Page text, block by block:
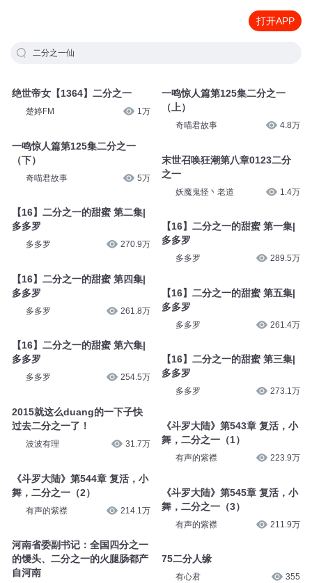
打开APP
二分之一仙
绝世帝女【1364】二分之一
楚婷FM 1万
一鸣惊人篇第125集二分之一
（下）
奇喵君故事 5万
【16】二分之一的甜蜜 第二集|
多多罗
多多罗 270.9万
【16】二分之一的甜蜜 第四集|
多多罗
多多罗 261.8万
【16】二分之一的甜蜜 第六集|
多多罗
多多罗 254.5万
2015就这么duang的一下子快
过去二分之一了！
波波有理 31.7万
《斗罗大陆》第544章 复活，小
舞，二分之一（2）
有声的紫襟 214.1万
河南省委副书记：全国四分之一
的馒头、二分之一的火腿肠都产
自河南
一鸣惊人篇第125集二分之一
（上）
奇喵君故事 4.8万
末世召唤狂潮第八章0123二分
之一
妖魔鬼怪丶老道 1.4万
【16】二分之一的甜蜜 第一集|
多多罗
多多罗 289.5万
【16】二分之一的甜蜜 第五集|
多多罗
多多罗 261.4万
【16】二分之一的甜蜜 第三集|
多多罗
多多罗 273.1万
《斗罗大陆》第543章 复活，小
舞，二分之一（1）
有声的紫襟 223.9万
《斗罗大陆》第545章 复活，小
舞，二分之一（3）
有声的紫襟 211.9万
75二分人缘
有心君 355